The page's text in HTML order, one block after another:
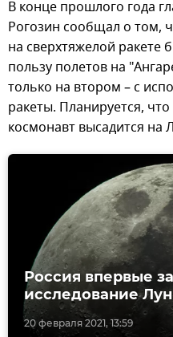
В конце прошлого года
Рогозин сообщал о том,
на сверхтяжелой ракете
пользу полетов на
только на втором – с
ракеты. Планируется,
космонавт высадится на
20 февраля 2021, 13:59
Россия впервые
исследование